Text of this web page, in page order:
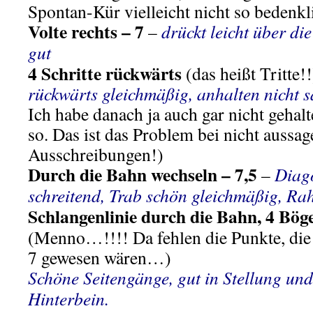
Spontan-Kür vielleicht nicht so
Volte rechts – 7 –drückt leicht über
gut
4 Schritte rückwärts (das heißt
rückwärts gleichmäßig, anhalten nicht
Ich habe danach ja auch gar nicht
so. Das ist das Problem bei nicht
Ausschreibungen!)
Durch die Bahn wechseln – 7,5 –
schreitend, Trab schön gleichmäßig,
Schlangenlinie durch die Bahn, 4
(Menno…!!!! Da fehlen die Punkte, die
7 gewesen wären…)
Schöne Seitengänge, gut in Stellung
Hinterbein.